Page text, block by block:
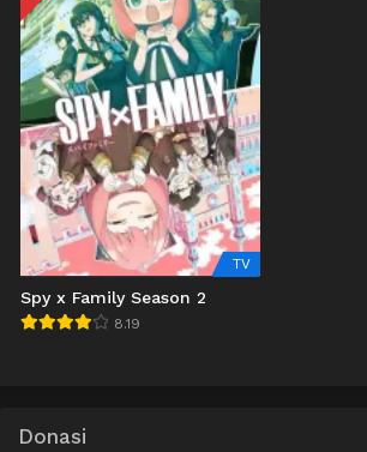
TV
Spy x Family Season 2
8.19
Donasi